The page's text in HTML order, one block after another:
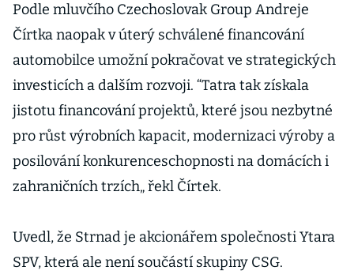
Podle mluvčího Czechoslovak Group Andreje
Čírtka naopak v úterý schválené financování
automobilce umožní pokračovat ve strategických
investicích a dalším rozvoji. “Tatra tak získala
jistotu financování projektů, které jsou nezbytné
pro růst výrobních kapacit, modernizaci výroby a
posilování konkurenceschopnosti na domácích i
zahraničních trzích„ řekl Čírtek.
Uvedl, že Strnad je akcionářem společnosti Ytara
SPV, která ale není součástí skupiny CSG.